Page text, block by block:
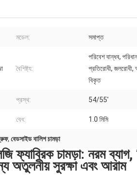
মডেল: সমাপ্ত
বৈশিষ্ট্য:
পরিবেশ বান্ধব,
প্রতিরোধী, জলরোধী,
বিকৃত
প্রস্থ: 54/55'
বেধ: 1.0 মিমি
, বেডসাইড বালিশ চামড়া
চামড়া: নরম ব্যাগ,
অতুলনীয় সুরক্ষা এবং আরাম